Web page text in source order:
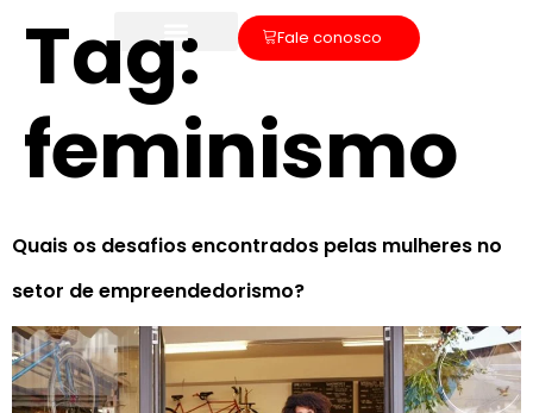
Fale conosco
Tag:
feminismo
Quais os desafios encontrados pelas mulheres no
setor de empreendedorismo?